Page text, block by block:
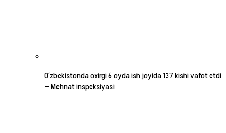
O‘zbekistonda oxirgi 6 oyda ish joyida 137 kishi vafot etdi
— Mehnat inspeksiyasi